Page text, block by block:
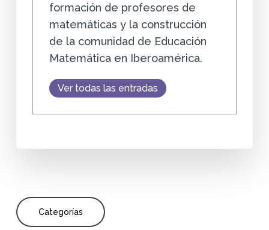
formación de profesores de
matemáticas y la construcción
de la comunidad de Educación
Matemática en Iberoamérica.
Ver todas las entradas
Categorías